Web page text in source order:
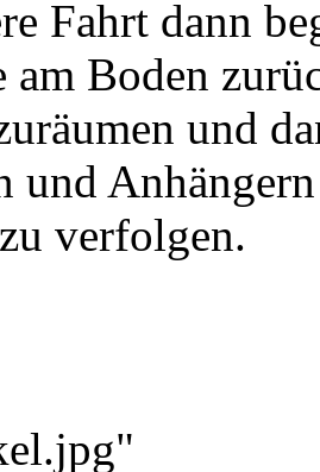
Fahrt dann
am Boden
und
und
verfolgen.